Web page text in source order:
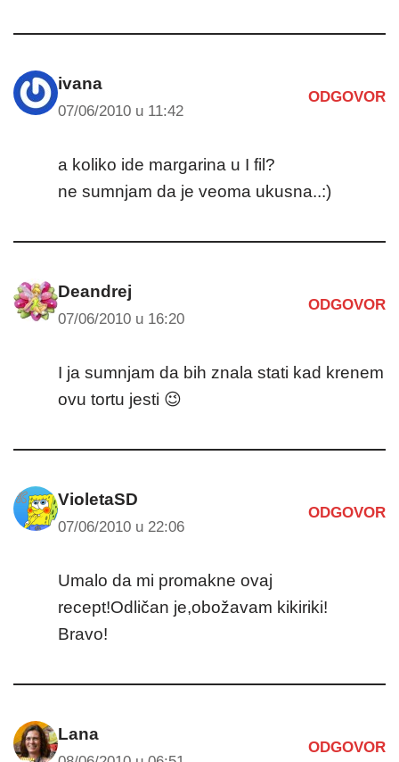
ivana
07/06/2010 u 11:42
ODGOVOR
a koliko ide margarina u I fil?
ne sumnjam da je veoma ukusna..:)
Deandrej
07/06/2010 u 16:20
ODGOVOR
I ja sumnjam da bih znala stati kad krenem
ovu tortu jesti 😉
VioletaSD
07/06/2010 u 22:06
ODGOVOR
Umalo da mi promakne ovaj
recept!Odličan je,obožavam kikiriki!
Bravo!
Lana
ODGOVOR